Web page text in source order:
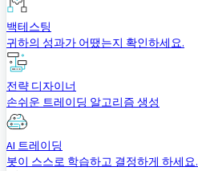
백테스팅
귀하의 성과가 어땠는지 확인하세요.
전략 디자이너
손쉬운 트레이딩 알고리즘 생성
AI 트레이딩
봇이 스스로 학습하고 결정하게 하세요.